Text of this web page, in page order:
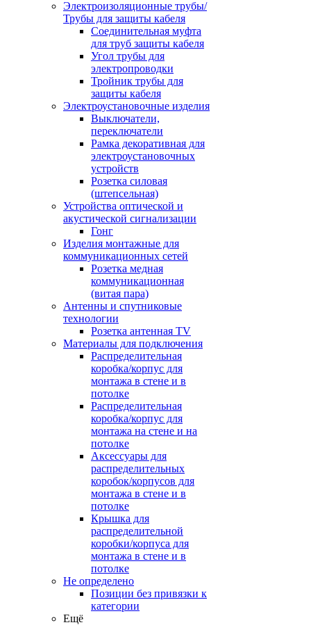
Электроизоляционные трубы/
Трубы для защиты кабеля
Соединительная муфта
для труб защиты кабеля
Угол трубы для
электропроводки
Тройник трубы для
защиты кабеля
Электроустановочные изделия
Выключатели,
переключатели
Рамка декоративная для
электроустановочных
устройств
Розетка силовая
(штепсельная)
Устройства оптической и
акустической сигнализации
Гонг
Изделия монтажные для
коммуникационных сетей
Розетка медная
коммуникационная
(витая пара)
Антенны и спутниковые
технологии
Розетка антенная TV
Материалы для подключения
Распределительная
коробка/корпус для
монтажа в стене и в
потолке
Распределительная
коробка/корпус для
монтажа на стене и на
потолке
Аксессуары для
распределительных
коробок/корпусов для
монтажа в стене и в
потолке
Крышка для
распределительной
коробки/корпуса для
монтажа в стене и в
потолке
Не определено
Позиции без привязки к
категории
Ещё